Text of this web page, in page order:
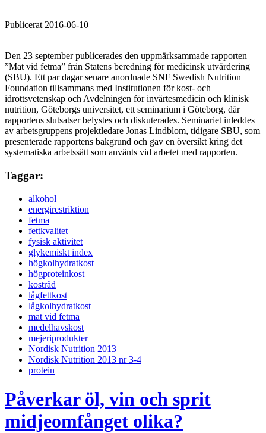
Publicerat 2016-06-10
Den 23 september publicerades den uppmärksammade rapporten
”Mat vid fetma” från Statens beredning för medicinsk utvärdering
(SBU). Ett par dagar senare anordnade SNF Swedish Nutrition
Foundation tillsammans med Institutionen för kost- och
idrottsvetenskap och Avdelningen för invärtesmedicin och klinisk
nutrition, Göteborgs universitet, ett seminarium i Göteborg, där
rapportens slutsatser belystes och diskuterades. Seminariet inleddes
av arbetsgruppens projektledare Jonas Lindblom, tidigare SBU, som
presenterade rapportens bakgrund och gav en översikt kring det
systematiska arbetssätt som använts vid arbetet med rapporten.
Taggar:
alkohol
energirestriktion
fetma
fettkvalitet
fysisk aktivitet
glykemiskt index
högkolhydratkost
högproteinkost
kostråd
lågfettkost
lågkolhydratkost
mat vid fetma
medelhavskost
mejeriprodukter
Nordisk Nutrition 2013
Nordisk Nutrition 2013 nr 3-4
protein
Påverkar öl, vin och sprit
midjeomfånget olika?